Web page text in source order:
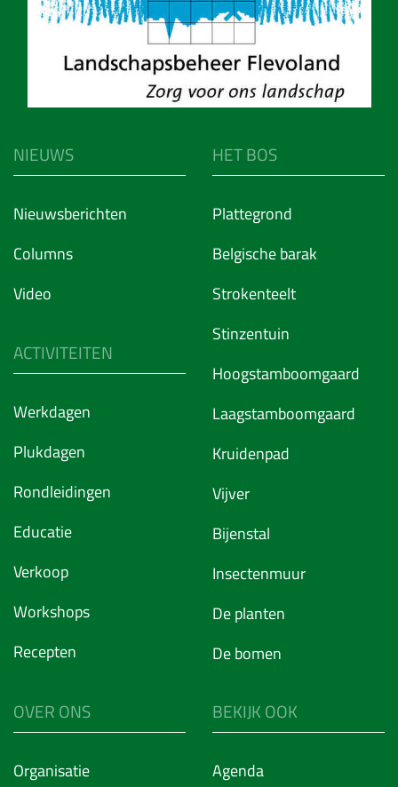
NIEUWS
Nieuwsberichten
Columns
Video
HET BOS
Plattegrond
Belgische barak
Strokenteelt
Stinzentuin
Hoogstamboomgaard
Laagstamboomgaard
Kruidenpad
Vijver
Bijenstal
Insectenmuur
De planten
De bomen
ACTIVITEITEN
Werkdagen
Plukdagen
Rondleidingen
Educatie
Verkoop
Workshops
Recepten
OVER ONS
Organisatie
BEKIJK OOK
Agenda